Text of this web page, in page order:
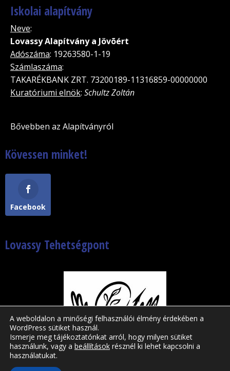
Iskolai alapítvány
Neve:
Lovassy Alapítvány a Jövõért
Adószáma: 19263580-1-19
Számlaszáma:
TAKARÉKBANK ZRT. 73200189-11316859-00000000
Kuratóriumi elnök: Schultz Zoltán
Bővebben az Alapítványról
Kövessen minket!
Facebook
Lovassy Tehetségpont
Lovassy László Gimnázium © 2019-2026|
A weboldalon a minőségi felhasználói élmény érdekében a
WordPress sütiket használ.
Ismerje meg tájékoztatónkat arról, hogy milyen sütiket
használunk, vagy a beállítások résznél ki lehet kapcsolni a
használatukat.